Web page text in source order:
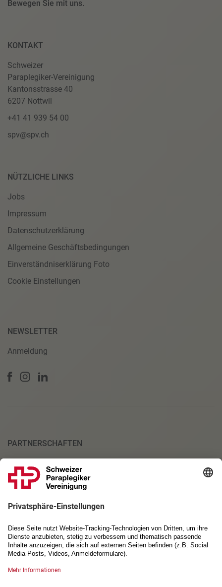
Bewegen Sie mit uns.
KONTAKT
Schweizer
Paraplegiker-Vereinigung
Kantonsstrasse 40
6207 Nottwil
+41 41 939 54 00
spv@spv.ch
NÜTZLICHE LINKS
Jobs
Impressum
Datenschutzerklärung
Allgemeine Geschäftsbedingungen
Einverständniserklärung Foto
Cookie Einstellungen
NEWSLETTER
Anmeldung
PARTNERSCHAFTEN